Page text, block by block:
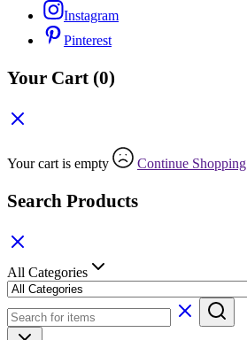
Instagram
Pinterest
Your Cart (0)
Your cart is empty Continue Shopping
Search Products
All Categories